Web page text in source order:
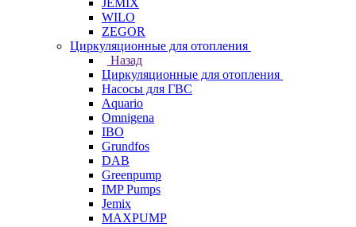
JEMIX
WILO
ZEGOR
Циркуляционные для отопления
Назад
Циркуляционные для отопления
Насосы для ГВС
Aquario
Omnigena
IBO
Grundfos
DAB
Greenpump
IMP Pumps
Jemix
MAXPUMP